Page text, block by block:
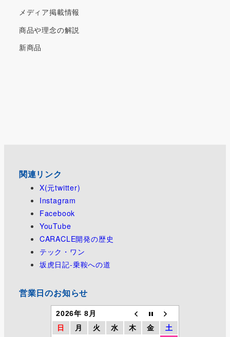
メディア掲載情報
商品や理念の解説
新商品
関連リンク
X(元twitter)
Instagram
Facebook
YouTube
CARACLE開発の歴史
テック・ワン
坂虎日記-乗鞍への道
営業日のお知らせ
2026年 8月
日
月 火 水 木 金
土